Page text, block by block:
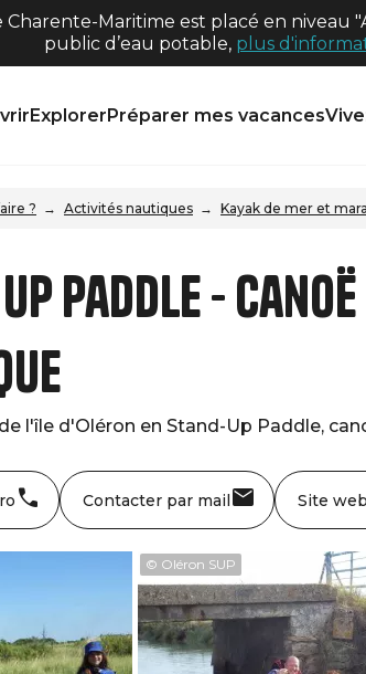
Maritime est placé en niveau
public d’eau potable, plus
ExplorerPréparer mes vacances
? Activités nautiques Kayak de mer et
Paddle - Canoë
l'île d'Oléron en Stand-Up Paddle,
Contacter par mail Site web
© Oléron SUP